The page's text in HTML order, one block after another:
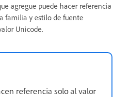
agregue puede hacer referencia
familia y estilo de fuente
Unicode.
referencia solo al valor